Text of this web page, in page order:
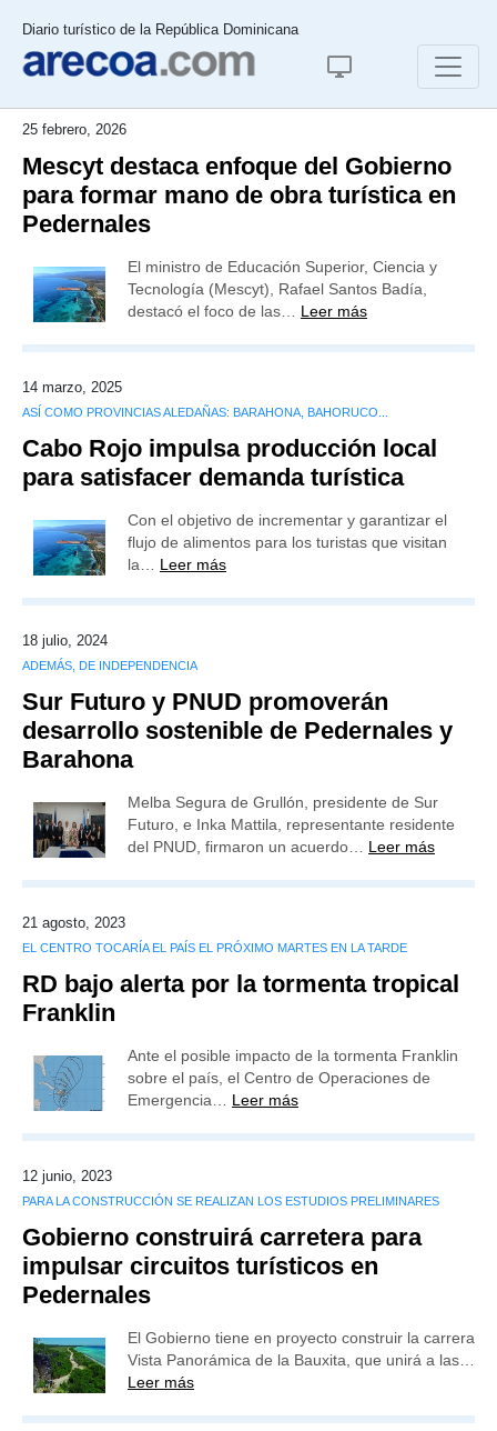
Diario turístico de la República Dominicana
25 febrero, 2026
Mescyt destaca enfoque del Gobierno
para formar mano de obra turística en
Pedernales
El ministro de Educación Superior, Ciencia y
Tecnología (Mescyt), Rafael Santos Badía,
destacó el foco de las… Leer más
14 marzo, 2025
ASÍ COMO PROVINCIAS ALEDAÑAS: BARAHONA, BAHORUCO...
Cabo Rojo impulsa producción local
para satisfacer demanda turística
Con el objetivo de incrementar y garantizar el
flujo de alimentos para los turistas que visitan
la… Leer más
18 julio, 2024
ADEMÁS, DE INDEPENDENCIA
Sur Futuro y PNUD promoverán
desarrollo sostenible de Pedernales y
Barahona
Melba Segura de Grullón, presidente de Sur
Futuro, e Inka Mattila, representante residente
del PNUD, firmaron un acuerdo… Leer más
21 agosto, 2023
EL CENTRO TOCARÍA EL PAÍS EL PRÓXIMO MARTES EN LA TARDE
RD bajo alerta por la tormenta tropical
Franklin
Ante el posible impacto de la tormenta Franklin
sobre el país, el Centro de Operaciones de
Emergencia… Leer más
12 junio, 2023
PARA LA CONSTRUCCIÓN SE REALIZAN LOS ESTUDIOS PRELIMINARES
Gobierno construirá carretera para
impulsar circuitos turísticos en
Pedernales
El Gobierno tiene en proyecto construir la carrera
Vista Panorámica de la Bauxita, que unirá a las…
Leer más